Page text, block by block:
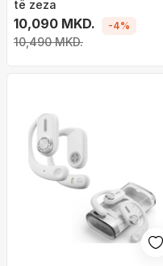
të zeza
10,090 MKD.
10,490 MKD.
-4%